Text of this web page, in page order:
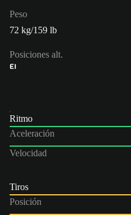
Peso
72 kg/159 lb
Posiciones alt.
EI
Ritmo
Aceleración
Velocidad
Tiros
Posición